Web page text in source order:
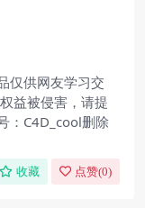
仅供网友学习交
益被侵害，请提
：C4D_cool删除
收藏 点赞(0)